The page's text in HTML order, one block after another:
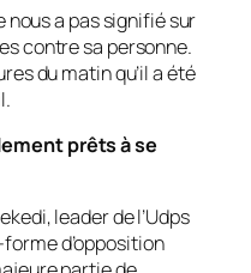
nous a pas signifié sur
contre sa personne.
du matin qu’il a été
prêts à se
leader de l’Udps
d’opposition